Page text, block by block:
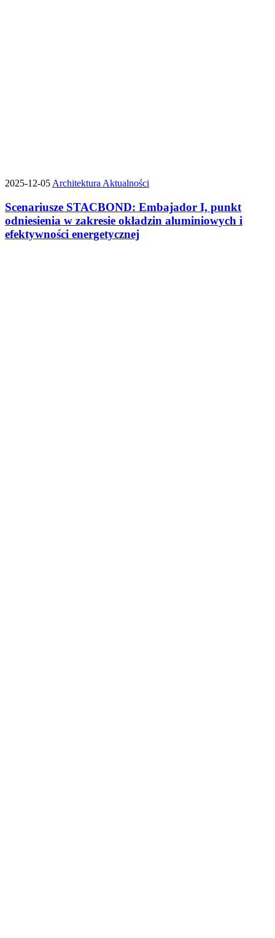
2025-12-05 Architektura Aktualności
Scenariusze STACBOND: Embajador I, punkt
odniesienia w zakresie okładzin aluminiowych i
efektywności energetycznej